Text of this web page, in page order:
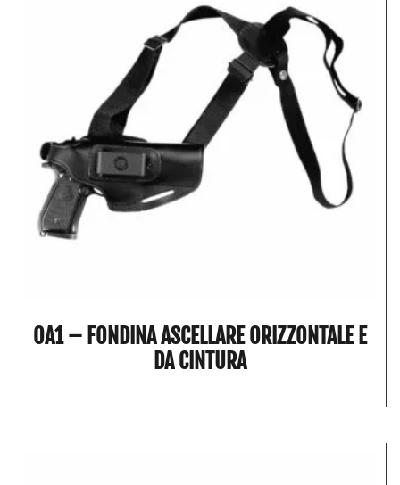
OA1 – FONDINA ASCELLARE ORIZZONTALE E
DA CINTURA